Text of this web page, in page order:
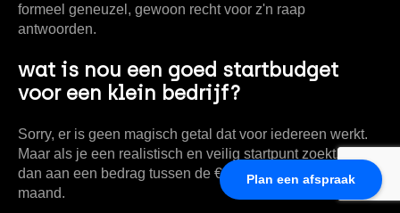
Plan een afspraak
formeel geneuzel, gewoon recht voor z'n raap
antwoorden.
wat is nou een goed startbudget
voor een klein bedrijf?
Sorry, er is geen magisch getal dat voor iedereen werkt.
Maar als je een realistisch en veilig startpunt zoekt, denk
dan aan een bedrag tussen de € 300 en € 500 per
maand.